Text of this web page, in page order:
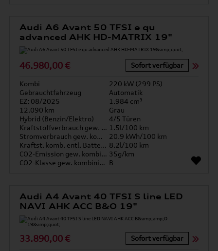
Audi A6 Avant 50 TFSI e qu
advanced AHK HD-MATRIX 19"
46.980,00 € Sofort verfügbar
Kombi
220 kW (299 PS)
Gebrauchtfahrzeug
Automatik
EZ: 08/2025
1.984 cm³
12.090 km
Grau
Hybrid (Benzin/Elektro)
4/5 Türen
Kraftstoffverbrauch gew. kombiniert 1.5l/100 km
Stromverbrauch gew. kombiniert
20.9 kWh/100 km
Kraftst. komb. entl. Batterie 8.2l/100 km
CO2-Emission gew. kombiniert 35g/km
CO2-Klasse gew. kombiniert B
Audi A4 Avant 40 TFSI S line LED
NAVI AHK ACC B&O 19"
33.890,00 € Sofort verfügbar